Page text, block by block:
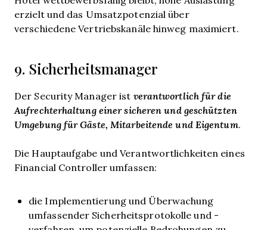
erzielt und das Umsatzpotenzial über
verschiedene Vertriebskanäle hinweg maximiert.
9. Sicherheitsmanager
Der Security Manager ist verantwortlich für die
Aufrechterhaltung einer sicheren und geschützten
Umgebung für Gäste, Mitarbeitende und Eigentum.
Die Hauptaufgabe und Verantwortlichkeiten eines
Financial Controller umfassen:
die Implementierung und Überwachung
umfassender Sicherheitsprotokolle und -